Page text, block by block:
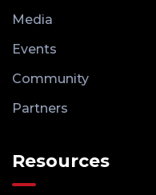
Media
Events
Community
Partners
Resources